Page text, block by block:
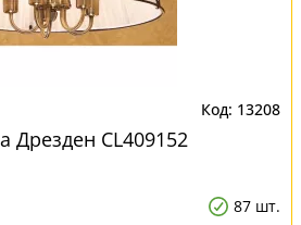
13208
Дрезден CL409152
87 шт.